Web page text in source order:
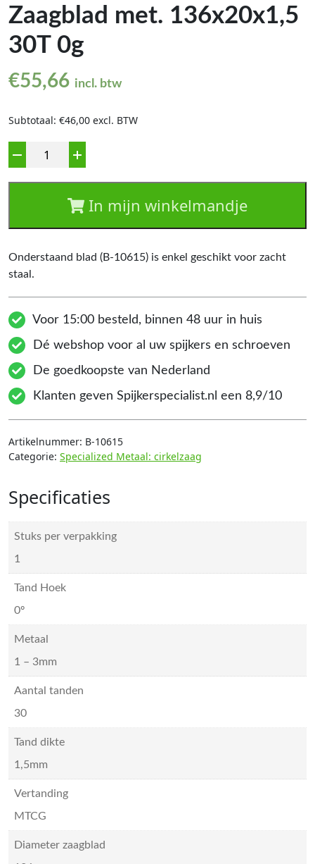
Zaagblad met. 136x20x1,5
30T 0g
€55,66 incl. btw
Subtotaal: €46,00 excl. BTW
In mijn winkelmandje
Onderstaand blad (B-10615) is enkel geschikt voor zacht
staal.
Voor 15:00 besteld, binnen 48 uur in huis
Dé webshop voor al uw spijkers en schroeven
De goedkoopste van Nederland
Klanten geven Spijkerspecialist.nl een 8,9/10
Artikelnummer: B-10615
Categorie: Specialized Metaal: cirkelzaag
Specificaties
Stuks per verpakking
1
Tand Hoek
0º
Metaal
1 – 3mm
Aantal tanden
30
Tand dikte
1,5mm
Vertanding
MTCG
Diameter zaagblad